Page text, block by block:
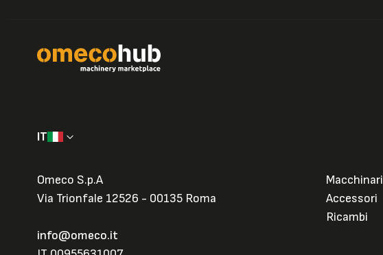
IT
Omeco S.p.A
Via Trionfale 12526 - 00135 Roma
info@omeco.it
Macchinari
Accessori
Ricambi